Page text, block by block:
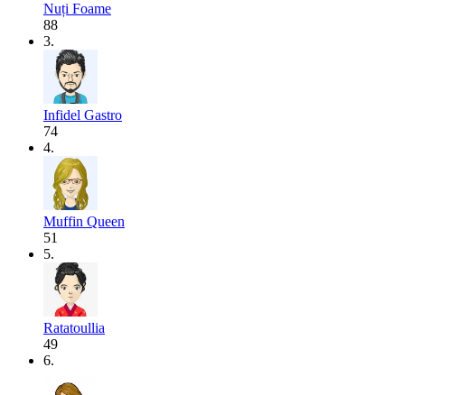
Nuți Foame
88
3.
Infidel Gastro
74
4.
Muffin Queen
51
5.
Ratatoullia
49
6.